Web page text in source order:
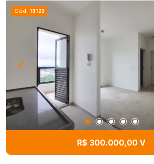
investimento, em uma localização
ainda mais o imóvel.
Cód. 13122
R$ 300.000,00 V